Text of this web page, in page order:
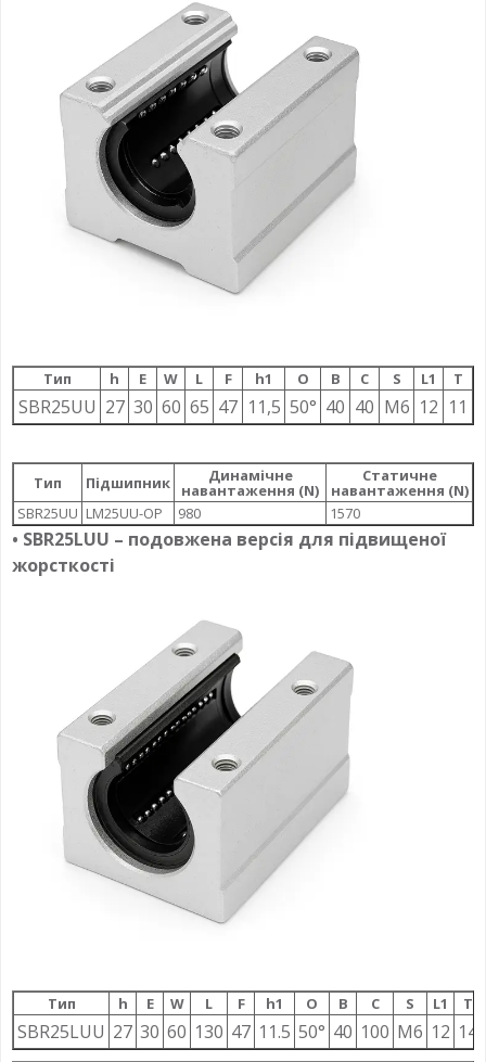
Тип h E W L F h1 О B C S L1 T
SBR25UU 27 30 60 65 47 11,5 50° 40 40 M6 12 11
Тип Підшипник Динамічне
навантаження (N)
Статичне
навантаження (N)
SBR25UU LM25UU-OP 980 1570
• SBR25LUU – подовжена версія для підвищеної
жорсткості
Тип h E W L F h1 О B C S L1 T
SBR25LUU 27 30 60 130 47 11.5 50° 40 100 M6 12 14